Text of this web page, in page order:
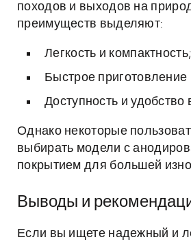
походов и выходов на
преимуществ выделяют:
Легкость и компактность;
Быстрое
Доступность и удобство
Однако некоторые
выбирать модели с
покрытием для большей
Выводы и
Если вы ищете надежный и